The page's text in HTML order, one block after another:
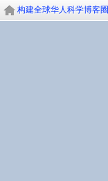
构建全球华人科学博客圈